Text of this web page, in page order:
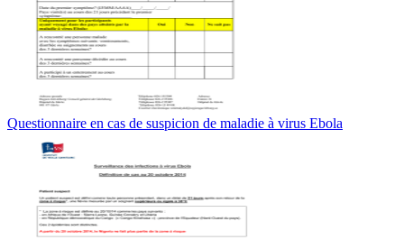
Questionnaire en cas de suspicion de maladie à virus Ebola